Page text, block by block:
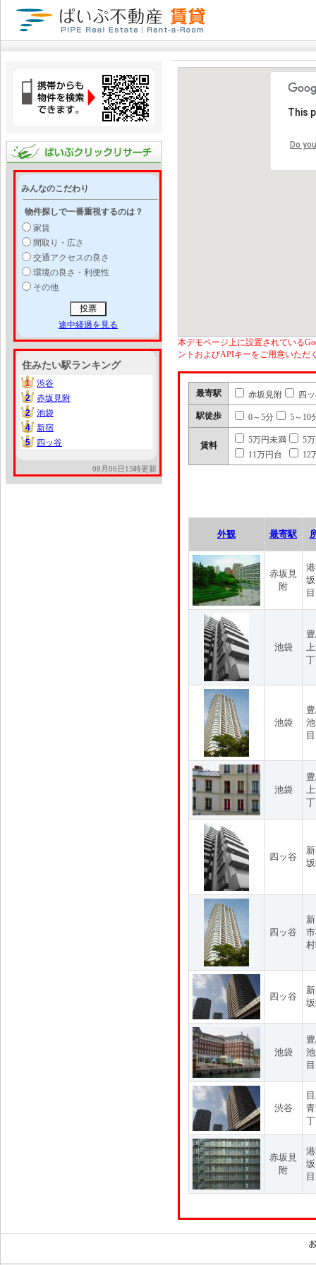
みんなのこだわり
物件探しで一番重視するのは？
家賃
間取り・広さ
交通アクセスの良さ
環境の良さ・利便性
その他
途中経過を見る
住みたい駅ランキング
1
1
渋谷
2
2
赤坂見附
2
2
池袋
4
4
新宿
5
5 四ッ谷
08月06日15時更新
This
Do
本デモページ上に設置されている
ントおよびAPIキーをご用意いただ
最寄駅 赤坂見附 四
駅徒歩 0～5分 5～10
賃料
5万円未満
5
11万円台
12
外観 最寄駅
赤坂見
附
目
池袋
池袋
目
池袋
四ッ谷
四ッ谷
四ッ谷
池袋
渋谷
赤坂見
附
目